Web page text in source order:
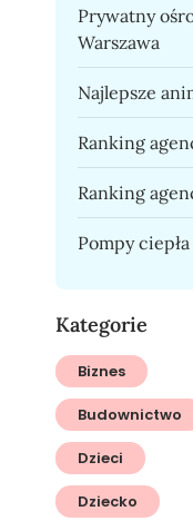
Prywatny
Warszawa
Najlepsze
Ranking
Ranking
Pompy
Kategorie
Biznes
Budownictwo
Dzieci
Dziecko